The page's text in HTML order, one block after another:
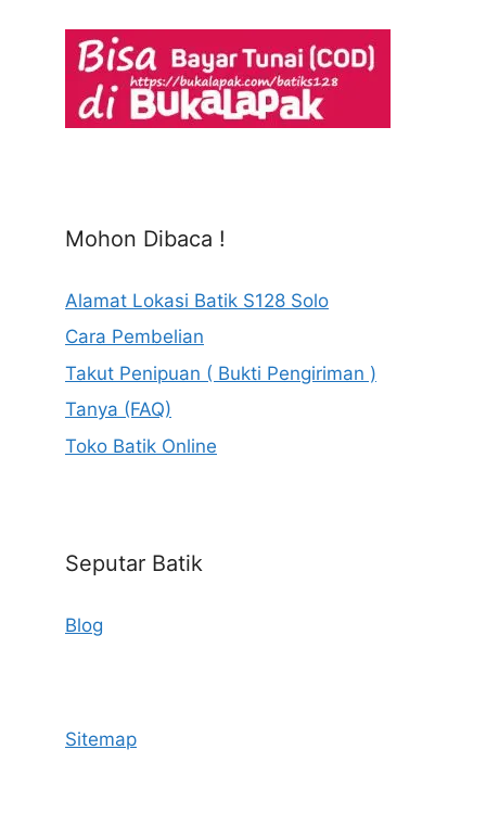
Mohon Dibaca !
Alamat Lokasi Batik S128 Solo
Cara Pembelian
Takut Penipuan ( Bukti Pengiriman )
Tanya (FAQ)
Toko Batik Online
Seputar Batik
Blog
Sitemap